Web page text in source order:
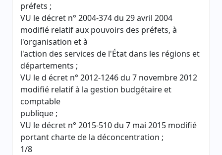
préfets ;
VU le décret n° 2004-374 du 29 avril 2004
modifié relatif aux pouvoirs des préfets, à
l'organisation et à
l'action des services de l'État dans les régions et
départements ;
VU le d écret n° 2012-1246 du 7 novembre 2012
modifié relatif à la gestion budgétaire et
comptable
publique ;
VU le décret n° 2015-510 du 7 mai 2015 modifié
portant charte de la déconcentration ;
1/8